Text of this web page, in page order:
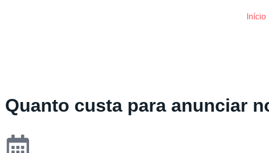
Início
Quanto custa para anunciar